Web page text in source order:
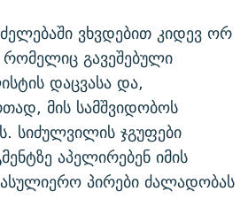
ვხვდებით კიდევ ორ
გავეშებული
დაცვასა და,
მის სამშვიდობოს
სიძულვილის ჯგუფები
აპელირებენ იმის
პირები ძალადობას